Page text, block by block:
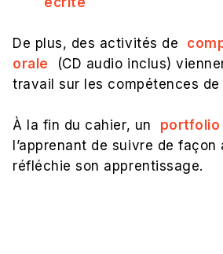
De plus, des activités de
orale (CD audio inclus)
travail sur les compétences
À la fin du cahier, un portfolio
l’apprenant de suivre de
réfléchie son apprentissage.